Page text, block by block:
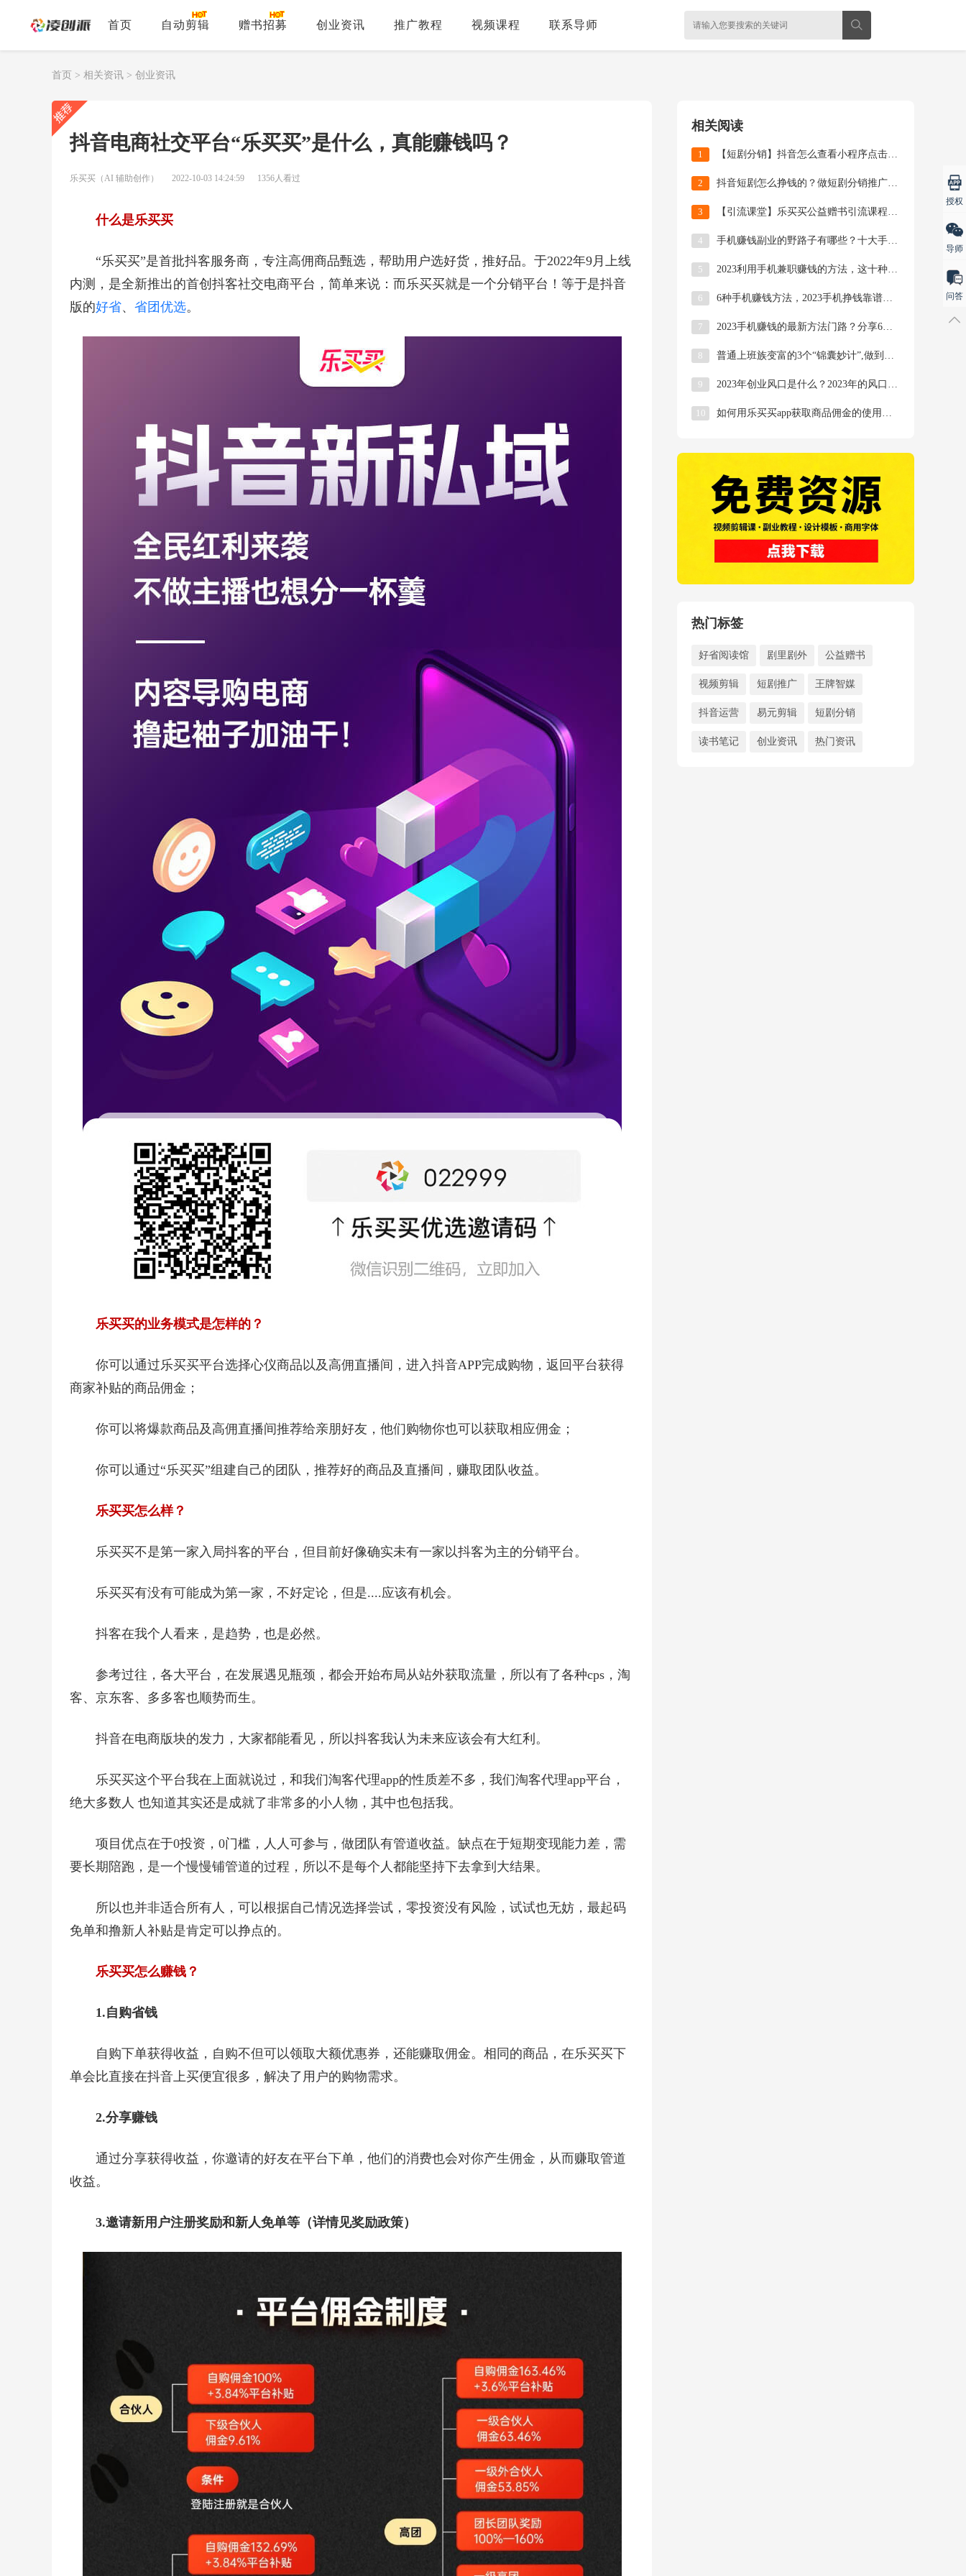
首页 自动剪辑 赠书招募 创业资讯 推广教程 视频课程 联系导师
首页 > 相关资讯 > 创业资讯
抖音电商社交平台“乐买买”是什么，真能赚钱吗？
乐买买（AI 辅助创作） 2022-10-03 14:24:59 1356人看过
什么是乐买买
“乐买买”是首批抖客服务商，专注高佣商品甄选，帮助用户选好货，推好品。于2022年9月上线
内测，是全新推出的首创抖客社交电商平台，简单来说：而乐买买就是一个分销平台！等于是抖音
版的好省、 省团优选。
乐买买的业务模式是怎样的？
你可以通过乐买买平台选择心仪商品以及高佣直播间，进入抖音APP完成购物，返回平台获得
商家补贴的商品佣金；
你可以将爆款商品及高佣直播间推荐给亲朋好友，他们购物你也可以获取相应佣金；
你可以通过“乐买买”组建自己的团队，推荐好的商品及直播间，赚取团队收益。
乐买买怎么样？
乐买买不是第一家入局抖客的平台，但目前好像确实未有一家以抖客为主的分销平台。
乐买买有没有可能成为第一家，不好定论，但是....应该有机会。
抖客在我个人看来，是趋势，也是必然。
参考过往，各大平台，在发展遇见瓶颈，都会开始布局从站外获取流量，所以有了各种cps，淘
客、京东客、多多客也顺势而生。
抖音在电商版块的发力，大家都能看见，所以抖客我认为未来应该会有大红利。
乐买买这个平台我在上面就说过，和我们淘客代理app的性质差不多，我们淘客代理app平台，
绝大多数人 也知道其实还是成就了非常多的小人物，其中也包括我。
项目优点在于0投资，0门槛，人人可参与，做团队有管道收益。缺点在于短期变现能力差，需
要长期陪跑，是一个慢慢铺管道的过程，所以不是每个人都能坚持下去拿到大结果。
所以也并非适合所有人，可以根据自己情况选择尝试，零投资没有风险，试试也无妨，最起码
免单和撸新人补贴是肯定可以挣点的。
乐买买怎么赚钱？
1.自购省钱
自购下单获得收益，自购不但可以领取大额优惠券，还能赚取佣金。相同的商品，在乐买买下
单会比直接在抖音上买便宜很多，解决了用户的购物需求。
2.分享赚钱
通过分享获得收益，你邀请的好友在平台下单，他们的消费也会对你产生佣金，从而赚取管道
收益。
3.邀请新用户注册奖励和新人免单等（详情见奖励政策）
相关阅读
1 【短剧分销】抖音怎么查看小程序点击次数多少？
2 抖音短剧怎么挣钱的？做短剧分销推广要避开的6个坑
3 【引流课堂】乐买买公益赠书引流课程和操作流程
4 手机赚钱副业的野路子有哪些？十大手机副业排行榜前
5 2023利用手机兼职赚钱的方法，这十种赚钱路子你
6 6种手机赚钱方法，2023手机挣钱靠谱的方法你都
7 2023手机赚钱的最新方法门路？分享6个手机赚钱
8 普通上班族变富的3个“锦囊妙计”,做到了咸鱼翻身
9 2023年创业风口是什么？2023年的风口行业有
10 如何用乐买买app获取商品佣金的使用操作详解
热门标签
好省阅读馆 剧里剧外 公益赠书
视频剪辑 短剧推广 王牌智媒
抖音运营 易元剪辑 短剧分销
读书笔记 创业资讯 热门资讯
授权
导师
问答